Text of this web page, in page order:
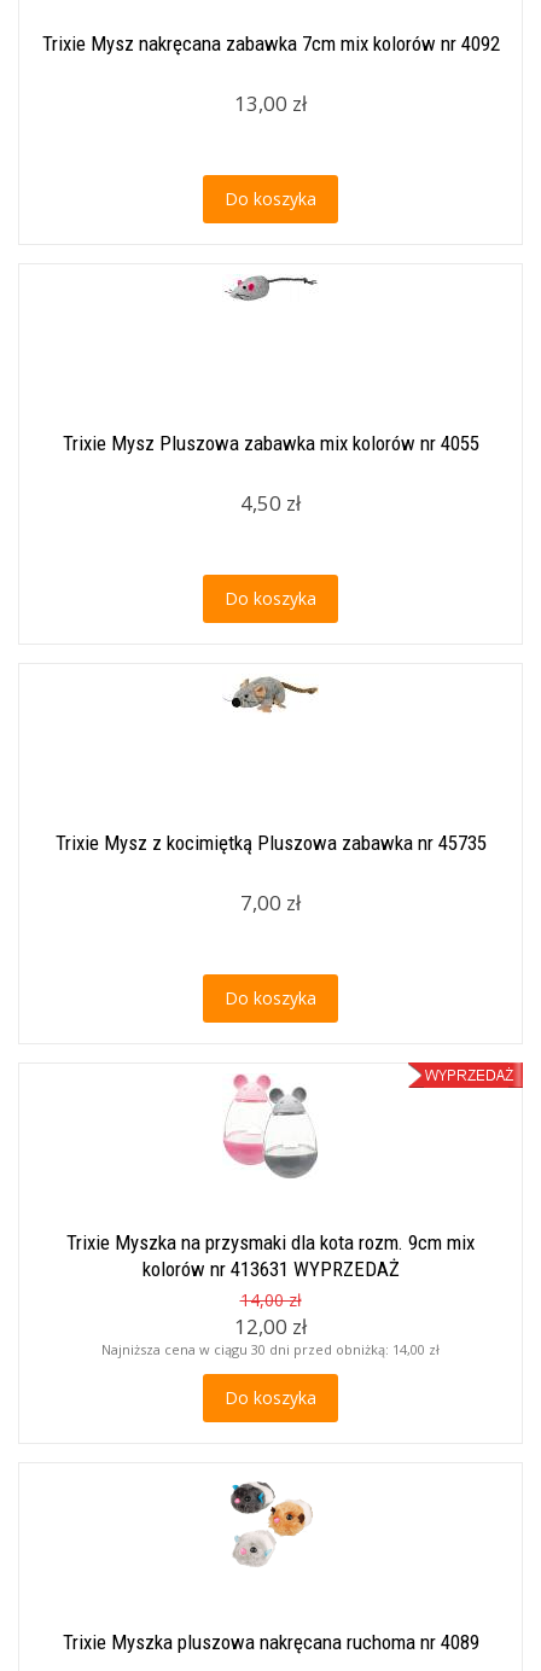
Trixie Mysz nakręcana zabawka 7cm mix kolorów nr 4092
13,00 zł
Do koszyka
Trixie Mysz Pluszowa zabawka mix kolorów nr 4055
4,50 zł
Do koszyka
Trixie Mysz z kocimiętką Pluszowa zabawka nr 45735
7,00 zł
Do koszyka
Trixie Myszka na przysmaki dla kota rozm. 9cm mix
kolorów nr 413631 WYPRZEDAŻ
14,00 zł
12,00 zł
Najniższa cena w ciągu 30 dni przed obniżką: 14,00 zł
Do koszyka
Trixie Myszka pluszowa nakręcana ruchoma nr 4089